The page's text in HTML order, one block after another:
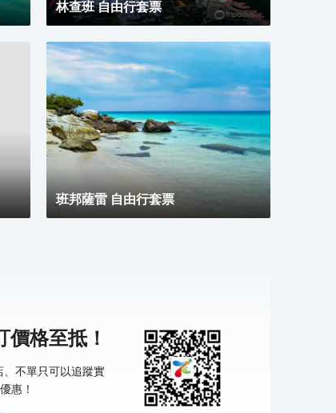
林查班 自由行套票
班邦薩雷 自由行套票
格至抵！
不單只可以追蹤實
惠！